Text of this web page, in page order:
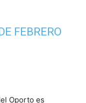
FEBRERO
Oporto es